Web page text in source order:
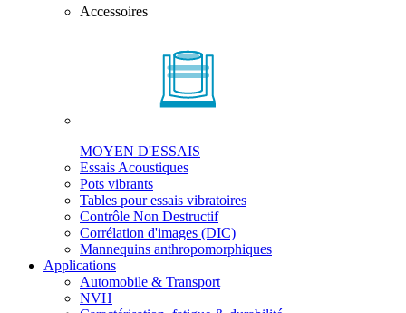
Accessoires
MOYEN D'ESSAIS
Essais Acoustiques
Pots vibrants
Tables pour essais vibratoires
Contrôle Non Destructif
Corrélation d'images (DIC)
Mannequins anthropomorphiques
Applications
Automobile & Transport
NVH